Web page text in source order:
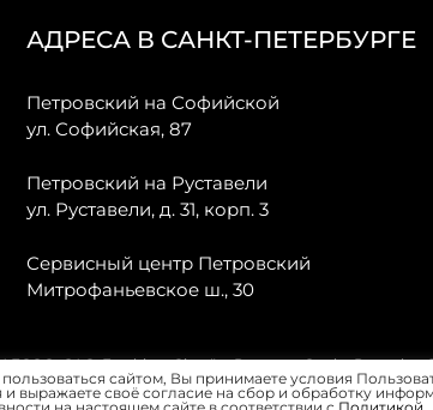
АДРЕСА В САНКТ-ПЕТЕРБУРГЕ
Петровский на Софийской
ул. Софийская, 87
Петровский на Руставели
ул. Руставели, д. 31, корп. 3
Сервисный центр Петровский
Митрофаньевское ш., 30
GAC, Forthing, Citroёn, Peugeot, Opel и Renault в
сайтом, Вы принимаете условия
выражаете своё согласие на сбор и обработку